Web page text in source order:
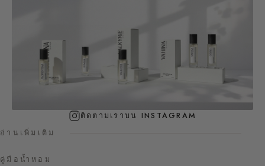
ติดตามเราบน INSTAGRAM
อ่านเพิ่มเติม
คู่มือน้ำหอม